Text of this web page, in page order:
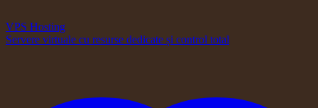
VPS Hosting
Servere virtuale cu resurse dedicate și control total